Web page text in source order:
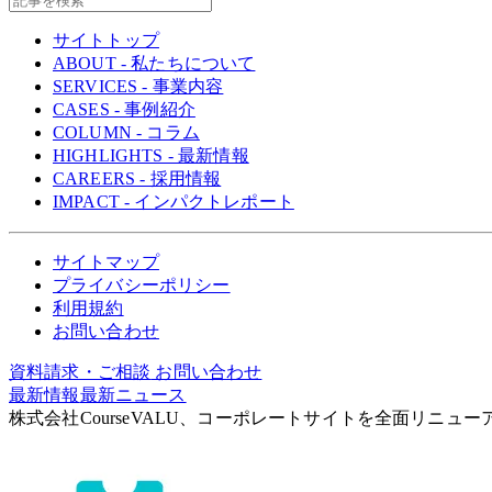
サイトトップ
ABOUT - 私たちについて
SERVICES - 事業内容
CASES - 事例紹介
COLUMN - コラム
HIGHLIGHTS - 最新情報
CAREERS - 採用情報
IMPACT - インパクトレポート
サイトマップ
プライバシーポリシー
利用規約
お問い合わせ
資料請求・ご相談 お問い合わせ
最新情報最新ニュース
株式会社CourseVALU、コーポレートサイトを全面リニュー